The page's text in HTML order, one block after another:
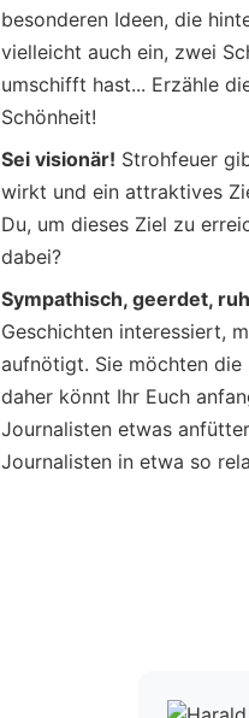
besonderen Ideen, die
vielleicht auch ein, zwei
umschifft hast... Erzähle
Schönheit!
Sei visionär! Strohfeuer
wirkt und ein attraktives
Du, um dieses Ziel zu
dabei?
Sympathisch, geerdet,
Geschichten interessiert,
aufnötigt. Sie möchten
daher könnt Ihr Euch
Journalisten etwas
Journalisten in etwa so